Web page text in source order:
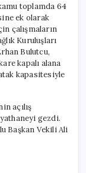
toplamda 64
ek olarak
çalışmaların
Kuruluşları
Bulutcu,
kapalı alana
kapasitesiyle
açılış
gezdi.
Başkan Vekili Ali